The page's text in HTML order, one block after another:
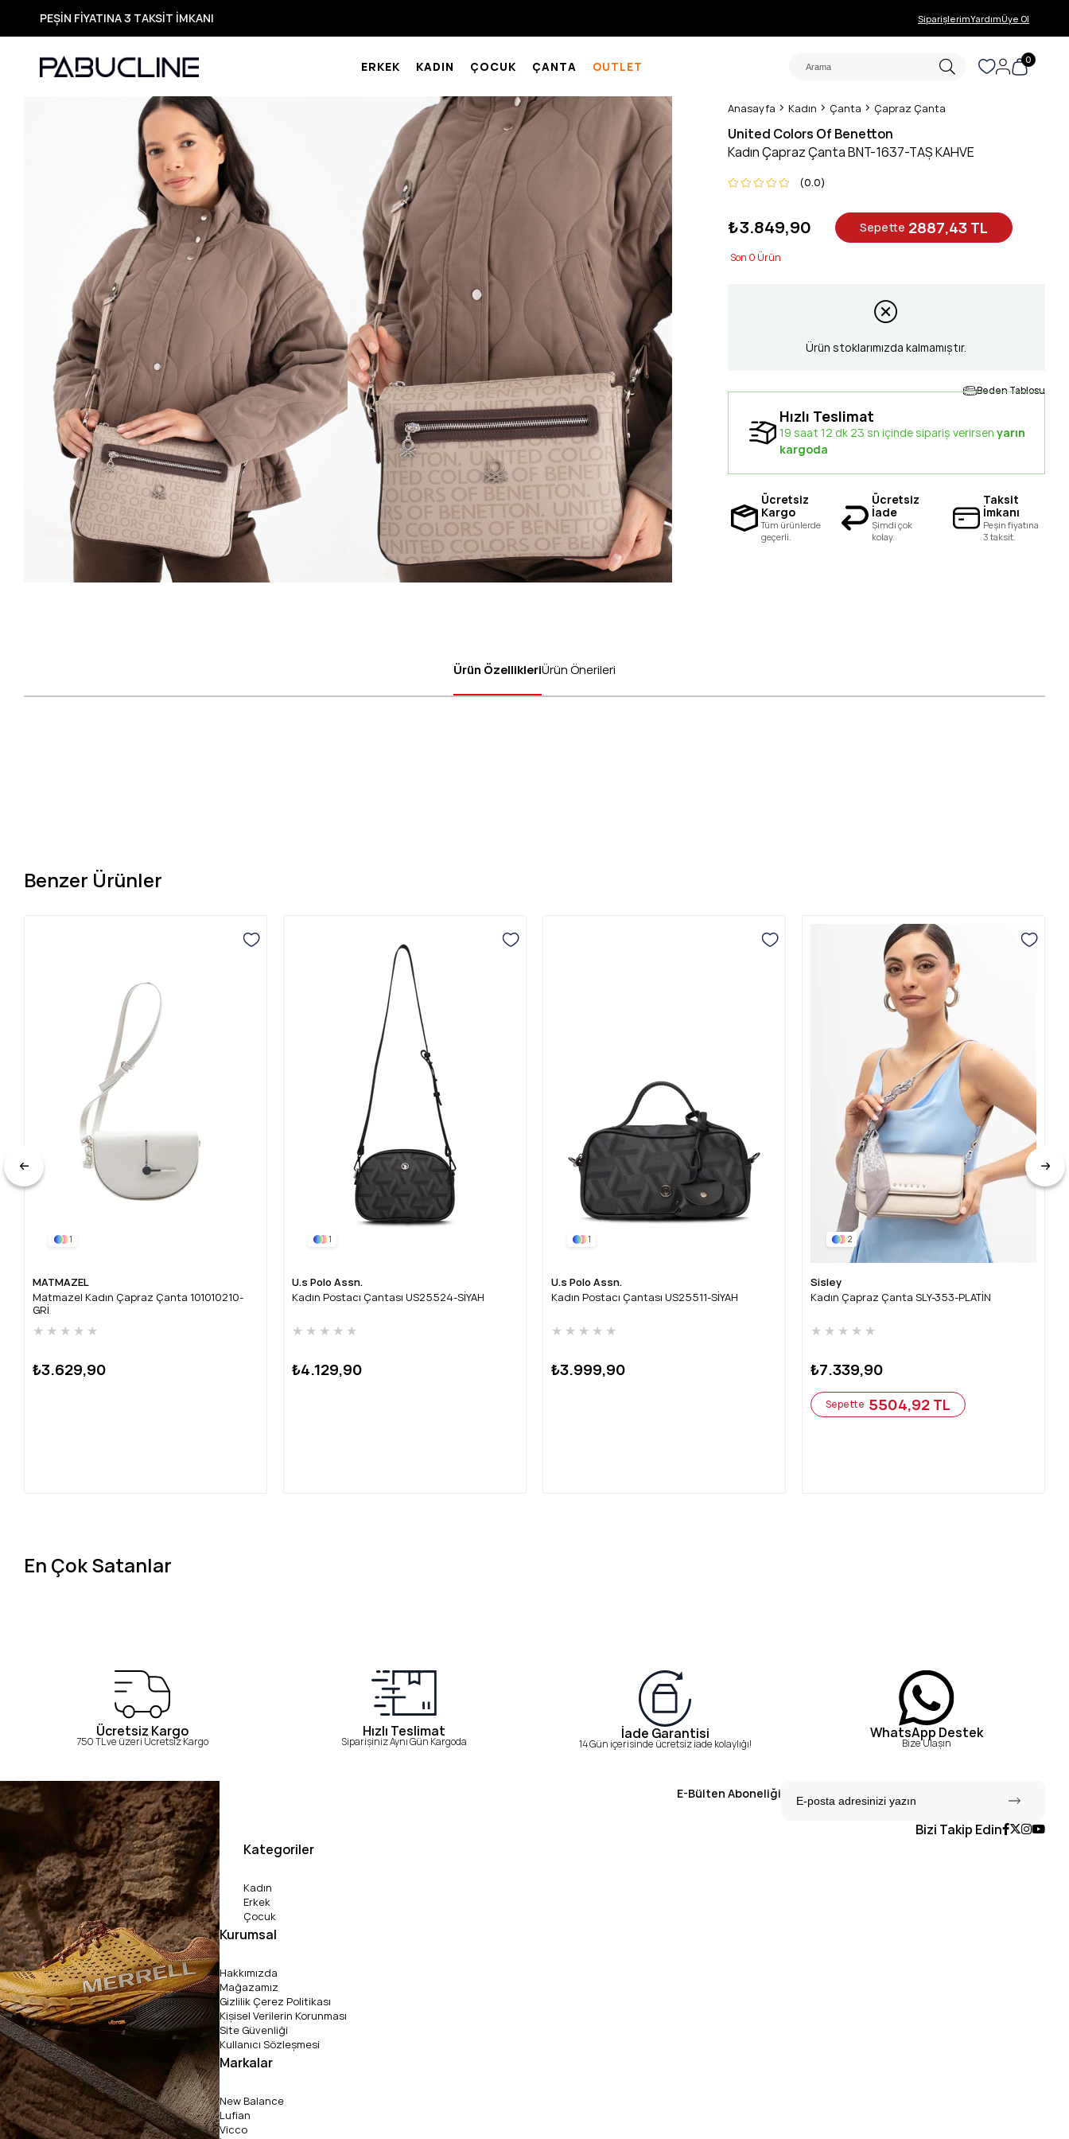
PEŞİN FİYATINA 3 TAKSİT İMKANI
TÜM ÜRÜNLERDE ÜCRETSİZ KARGO
Yeni Sezon Ürünlerde Özel Fırsatlar
Seçili Ürünlerde Hızlı Teslimat
SiparişlerimYardımÜye Ol
ERKEK KADIN ÇOCUK ÇANTA OUTLET 0
Anasayfa Kadın Çanta Çapraz Çanta
United Colors Of Benetton
Kadın Çapraz Çanta BNT-1637-TAŞ KAHVE
0.0
₺3.849,90 Sepette 2887,43 TL
0
Ürün stoklarımızda kalmamıştır.
Beden Tablosu
Hızlı Teslimat
19 saat 12 dk 22 sn içinde sipariş verirsen yarın
kargoda
Ücretsiz
Kargo
Tüm ürünlerde
geçerli.
Ücretsiz
İade
Şimdi çok
kolay.
Taksit
İmkanı
Peşin fiyatına
3 taksit.
Ürün ÖzellikleriÜrün Önerileri
Benzer Ürünler
1
MATMAZEL
Matmazel Kadın Çapraz Çanta 101010210-
GRİ
★ ★ ★ ★ ★
₺3.629,90
1
U.s Polo Assn.
Kadın Postacı Çantası US25524-SİYAH
★ ★ ★ ★ ★
₺4.129,90
1
U.s Polo Assn.
Kadın Postacı Çantası US25511-SİYAH
★ ★ ★ ★ ★
₺3.999,90
2
Sisley
Kadın Çapraz Çanta SLY-353-PLATİN
★ ★ ★ ★ ★
₺7.339,90
Sepette 5504,92 TL
En Çok Satanlar
Ücretsiz Kargo
750 TL ve üzeri Ücretsiz Kargo
Hızlı Teslimat
Siparişiniz Aynı Gün Kargoda İade Garantisi
14 Gün içerisinde ücretsiz iade kolaylığı!
WhatsApp Destek
Bize Ulaşın
E-Bülten Aboneliği
Bizi Takip Edin
Kategoriler
Kadın
Erkek
Çocuk
Kurumsal
Hakkımızda
Mağazamız
Gizlilik Çerez Politikası
Kişisel Verilerin Korunması
Site Güvenliği
Kullanıcı Sözleşmesi
Markalar
New Balance
Lufian
Vicco